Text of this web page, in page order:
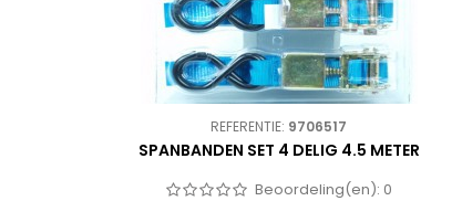
REFERENTIE: 9706517
SPANBANDEN SET 4 DELIG 4.5 METER
Beoordeling(en): 0